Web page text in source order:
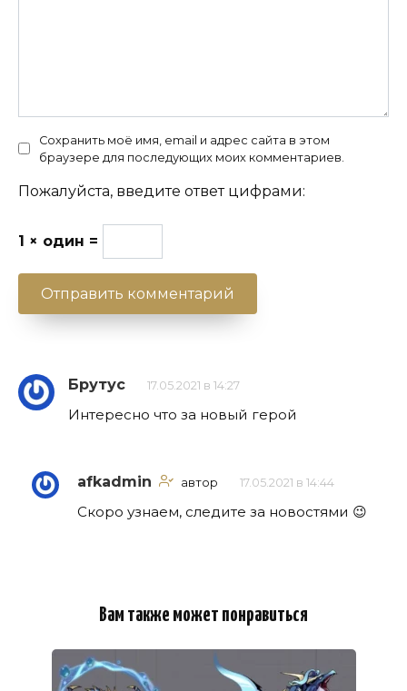
Сохранить моё имя, email и адрес сайта в этом
браузере для последующих моих комментариев.
Пожалуйста, введите ответ цифрами:
1 × один =
Брутус 17.05.2021 в 14:27
Интересно что за новый герой
afkadmin автор 17.05.2021 в 14:44
Скоро узнаем, следите за новостями 😉
Вам также может понравиться